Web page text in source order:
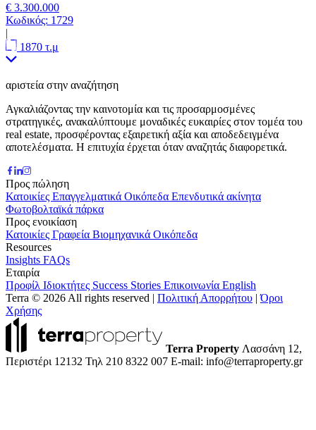
€ 3.300.000
Κωδικός: 1729
|
1870 τ.μ
αριστεία στην αναζήτηση
Αγκαλιάζοντας την καινοτομία και τις προσαρμοσμένες
στρατηγικές, ανακαλύπτουμε μοναδικές ευκαιρίες στον τομέα του
real estate, προσφέροντας εξαιρετική αξία και αποδεδειγμένα
αποτελέσματα. Η επιτυχία έρχεται όταν αναζητάς διαφορετικά.
Προς πώληση
Κατοικίες Επαγγελματικά Οικόπεδα Επενδυτικά ακίνητα
Φωτοβολταϊκά πάρκα
Προς ενοικίαση
Κατοικίες Γραφεία Βιομηχανικά Οικόπεδα
Resources
Insights FAQs
Εταιρία
Προφίλ Ιδιοκτήτες Success Stories Επικοινωνία English
Terra © 2026 All rights reserved | Πολιτική Απορρήτου |Όροι
Χρήσης
Terra Property Λασσάνη 12,
Περιστέρι 12132 Τηλ 210 8322 007 E-mail: info@terraproperty.gr